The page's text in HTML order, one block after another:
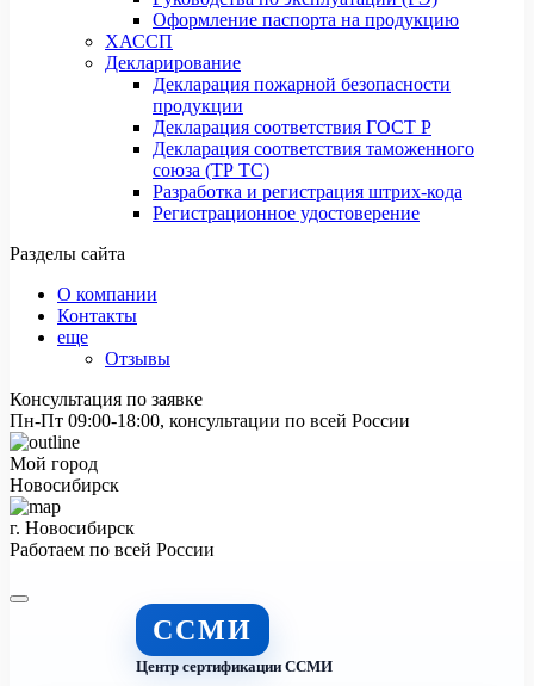
Оформление паспорта на продукцию
ХАССП
Декларирование
Декларация пожарной безопасности
продукции
Декларация соответствия ГОСТ Р
Декларация соответствия таможенного
союза (ТР ТС)
Разработка и регистрация штрих-кода
Регистрационное удостоверение
Разделы сайта
О компании
Контакты
еще
Отзывы
Консультация по заявке
Пн-Пт 09:00-18:00, консультации по всей России
Мой город
Новосибирск
г. Новосибирск
Работаем по всей России
ССМИ
Центр сертификации ССМИ